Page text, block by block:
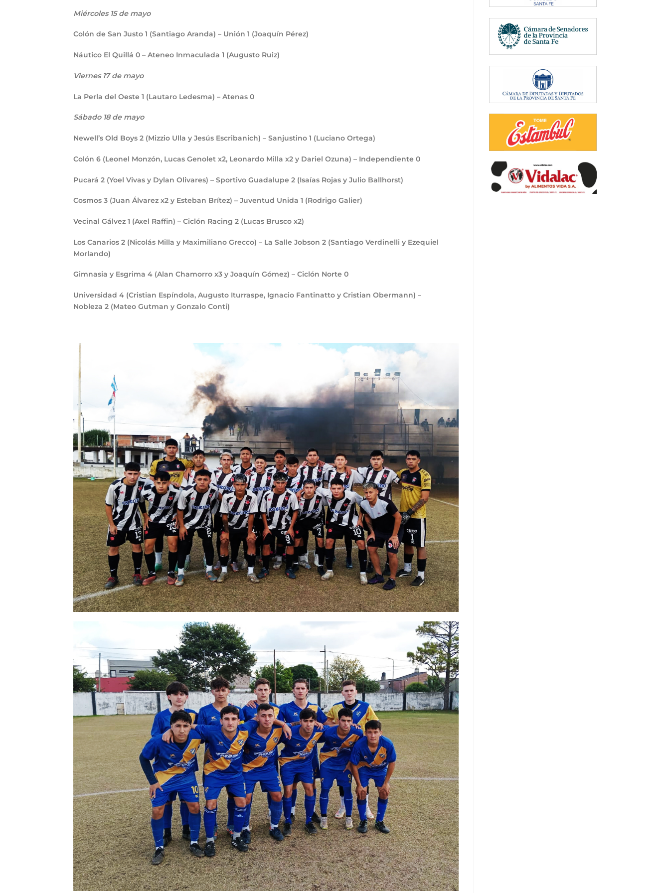
Miércoles 15 de mayo
Colón de San Justo 1 (Santiago Aranda) – Unión 1 (Joaquín Pérez)
Náutico El Quillá 0 – Ateneo Inmaculada 1 (Augusto Ruiz)
Viernes 17 de mayo
La Perla del Oeste 1 (Lautaro Ledesma) – Atenas 0
Sábado 18 de mayo
Newell’s Old Boys 2 (Mizzio Ulla y Jesús Escribanich) – Sanjustino 1 (Luciano Ortega)
Colón 6 (Leonel Monzón, Lucas Genolet x2, Leonardo Milla x2 y Dariel Ozuna) – Independiente 0
Pucará 2 (Yoel Vivas y Dylan Olivares) – Sportivo Guadalupe 2 (Isaías Rojas y Julio Ballhorst)
Cosmos 3 (Juan Álvarez x2 y Esteban Brítez) – Juventud Unida 1 (Rodrigo Galier)
Vecinal Gálvez 1 (Axel Raffin) – Ciclón Racing 2 (Lucas Brusco x2)
Los Canarios 2 (Nicolás Milla y Maximiliano Grecco) – La Salle Jobson 2 (Santiago Verdinelli y Ezequiel
Morlando)
Gimnasia y Esgrima 4 (Alan Chamorro x3 y Joaquín Gómez) – Ciclón Norte 0
Universidad 4 (Cristian Espíndola, Augusto Iturraspe, Ignacio Fantinatto y Cristian Obermann) –
Nobleza 2 (Mateo Gutman y Gonzalo Conti)